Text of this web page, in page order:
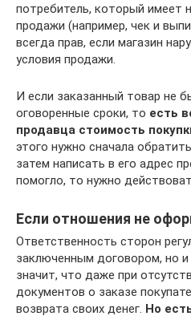
потребитель, который имеет
продажи (например, чек и
всегда прав, если магазин
условия продажи.
И если заказанный товар не
оговоренные сроки, то есть
продавца стоимость
этого нужно сначала
затем написать в его адрес
помогло, то нужно
Если отношения не
Ответственность сторон
заключенным договором, но
значит, что даже при
документов о заказе
возврата своих денег. Но